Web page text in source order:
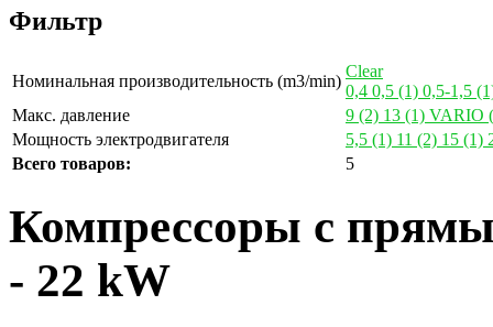
Фильтр
Номинальная производительность (m3/min)
Clear
0,4 0,5 (1) 0,5-1,5
Макс. давление
9 (2) 13 (1) VARIO
Мощность электродвигателя
5,5 (1) 11 (2) 15 (1)
Всего товаров:
5
Компрессоры с
- 22 kW